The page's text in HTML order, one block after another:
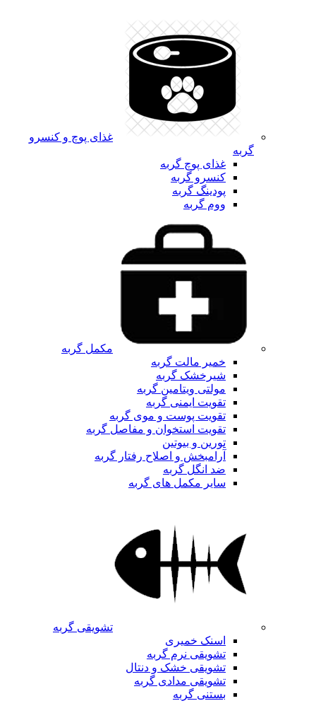
غذای پوچ و کنسرو
گربه
غذای پوچ گربه
کنسرو گربه
پودینگ گربه
ووم گربه
مکمل گربه
خمیر مالت گربه
شیرخشک گربه
مولتی ویتامین گربه
تقویت ایمنی گربه
تقویت پوست و موی گربه
تقویت استخوان و مفاصل گربه
تورین و بیوتین
آرامبخش و اصلاح رفتار گربه
ضد انگل گربه
سایر مکمل های گربه
تشویقی گربه
اسنک خمیری
تشویقی نرم گربه
تشویقی خشک و دنتال
تشویقی مدادی گربه
بستنی گربه